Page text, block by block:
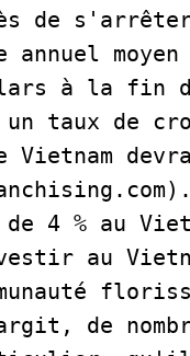
de
à la fin
taux de
4 % au
au
de